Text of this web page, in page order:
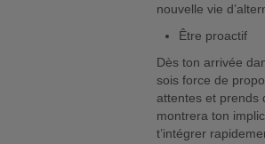
nouvelle vie
Être proactif
Dès ton arrivée
sois force de
attentes et prends
montrera ton
t’intégrer